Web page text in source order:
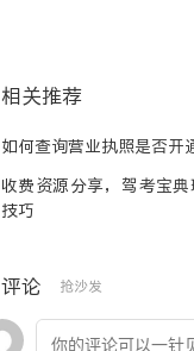
相关推荐
如何查询营业执照是否开
收费资源分享，驾考宝
技巧
评论 抢沙发